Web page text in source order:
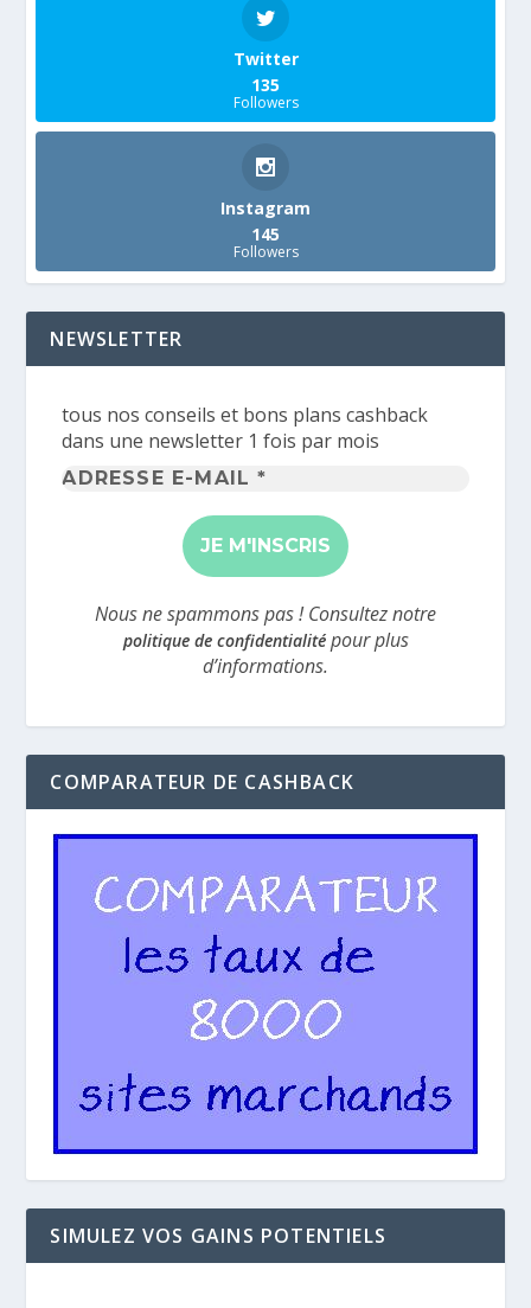
Twitter
135
Followers
Instagram
145
Followers
NEWSLETTER
tous nos conseils et bons plans cashback
dans une newsletter 1 fois par mois
Adresse
mail
*
Nous ne spammons pas ! Consultez notre
politique de confidentialitépour plus
d’informations.
COMPARATEUR DE CASHBACK
SIMULEZ VOS GAINS POTENTIELS